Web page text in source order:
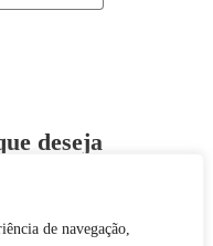
de navegação,
deseja
: 0